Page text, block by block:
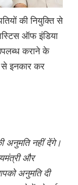
की नियुक्ति से
ऑफ इंडिया
कराने के
इनकार कर
अनुमति नहीं देंगे।
और
अनुमति दी